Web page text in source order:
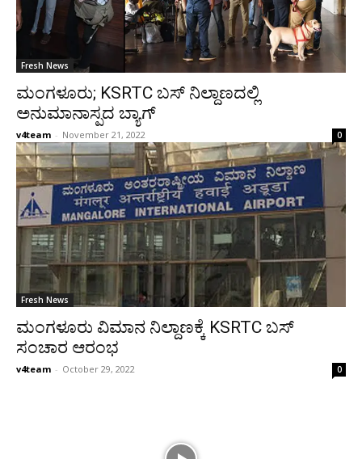
Fresh News
ಮಂಗಳೂರು; KSRTC ಬಸ್ ನಿಲ್ದಾಣದಲ್ಲಿ
ಅನುಮಾನಾಸ್ಪದ ಬ್ಯಾಗ್
v4team - November 21, 2022 0
Fresh News
ಮಂಗಳೂರು ವಿಮಾನ ನಿಲ್ದಾಣಕ್ಕೆ KSRTC ಬಸ್‌
ಸಂಚಾರ ಆರಂಭ
v4team - October 29, 2022 0